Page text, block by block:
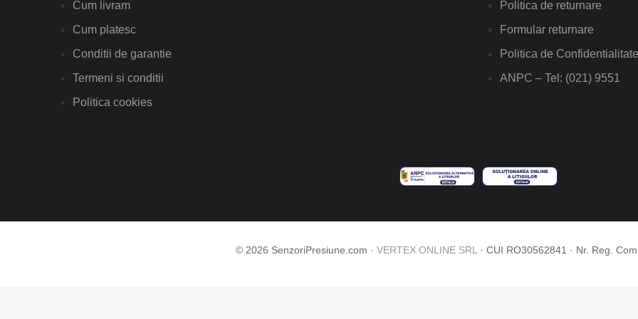
Cum livram
Cum platesc
Conditii de garantie
Termeni si conditii
Politica cookies
Politica de returnare
Formular returnare
Politica de Confidentialitate
ANPC – Tel: (021) 9551
© 2026 SenzoriPresiune.com · VERTEX ONLINE SRL· CUI RO30562841 · Nr. Reg.